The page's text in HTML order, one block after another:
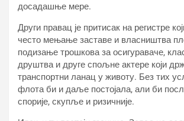
досадашње мере.
Други правац је притисак на регистре
често мењање заставе и власништва
подизање трошкова за осигураваче,
друштва и друге спољне актере који
транспортни ланац у животу. Без тих
флота би и даље постојала, али би
спорије, скупље и ризичније.